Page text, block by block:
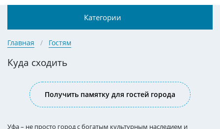
Категории
Главная Гостям
Куда сходить
Получить памятку для гостей города
Уфа – не просто город с богатым культурным наследием и